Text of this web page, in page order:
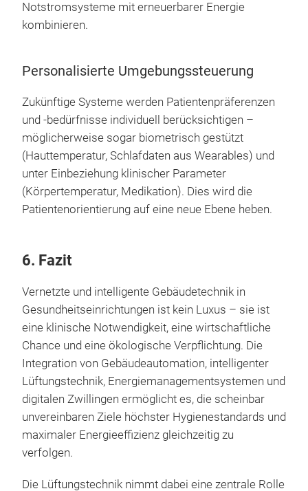
Notstromsysteme mit erneuerbarer Energie
kombinieren.
Personalisierte Umgebungssteuerung
Zukünftige Systeme werden Patientenpräferenzen
und -bedürfnisse individuell berücksichtigen –
möglicherweise sogar biometrisch gestützt
(Hauttemperatur, Schlafdaten aus Wearables) und
unter Einbeziehung klinischer Parameter
(Körpertemperatur, Medikation). Dies wird die
Patientenorientierung auf eine neue Ebene heben.
6. Fazit
Vernetzte und intelligente Gebäudetechnik in
Gesundheitseinrichtungen ist kein Luxus – sie ist
eine klinische Notwendigkeit, eine wirtschaftliche
Chance und eine ökologische Verpflichtung. Die
Integration von Gebäudeautomation, intelligenter
Lüftungstechnik, Energiemanagementsystemen und
digitalen Zwillingen ermöglicht es, die scheinbar
unvereinbaren Ziele höchster Hygienestandards und
maximaler Energieeffizienz gleichzeitig zu
verfolgen.
Die Lüftungstechnik nimmt dabei eine zentrale Rolle